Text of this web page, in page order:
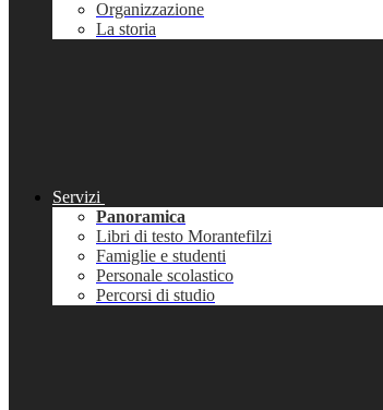
Organizzazione
La storia
Servizi
Panoramica
Libri di testo Morantefilzi
Famiglie e studenti
Personale scolastico
Percorsi di studio